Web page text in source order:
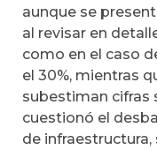
aunque se
al revisar en
como en el caso
el 30%, mientras
subestiman cifras
cuestionó el
de